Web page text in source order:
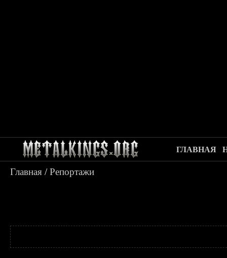
ГЛАВНАЯ
Главная /Репортажи